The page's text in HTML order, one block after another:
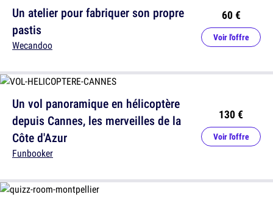
Un atelier pour fabriquer son propre
pastis
Wecandoo
60 €
Voir l'offre
Un vol panoramique en hélicoptère
depuis Cannes, les merveilles de la
Côte d'Azur
Funbooker
130 €
Voir l'offre